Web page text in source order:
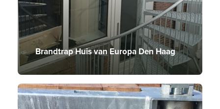
Brandtrap Huis van Europa Den Haag